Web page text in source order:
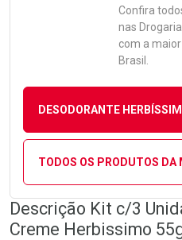
Confira
nas
com a
Brasil.
DESODORANTE
TODOS OS PRODUTOS DA
Descrição Kit c/3
Creme Herbissimo